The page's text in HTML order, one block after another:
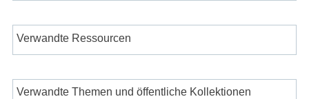
Verwandte Ressourcen
Verwandte Themen und öffentliche Kollektionen